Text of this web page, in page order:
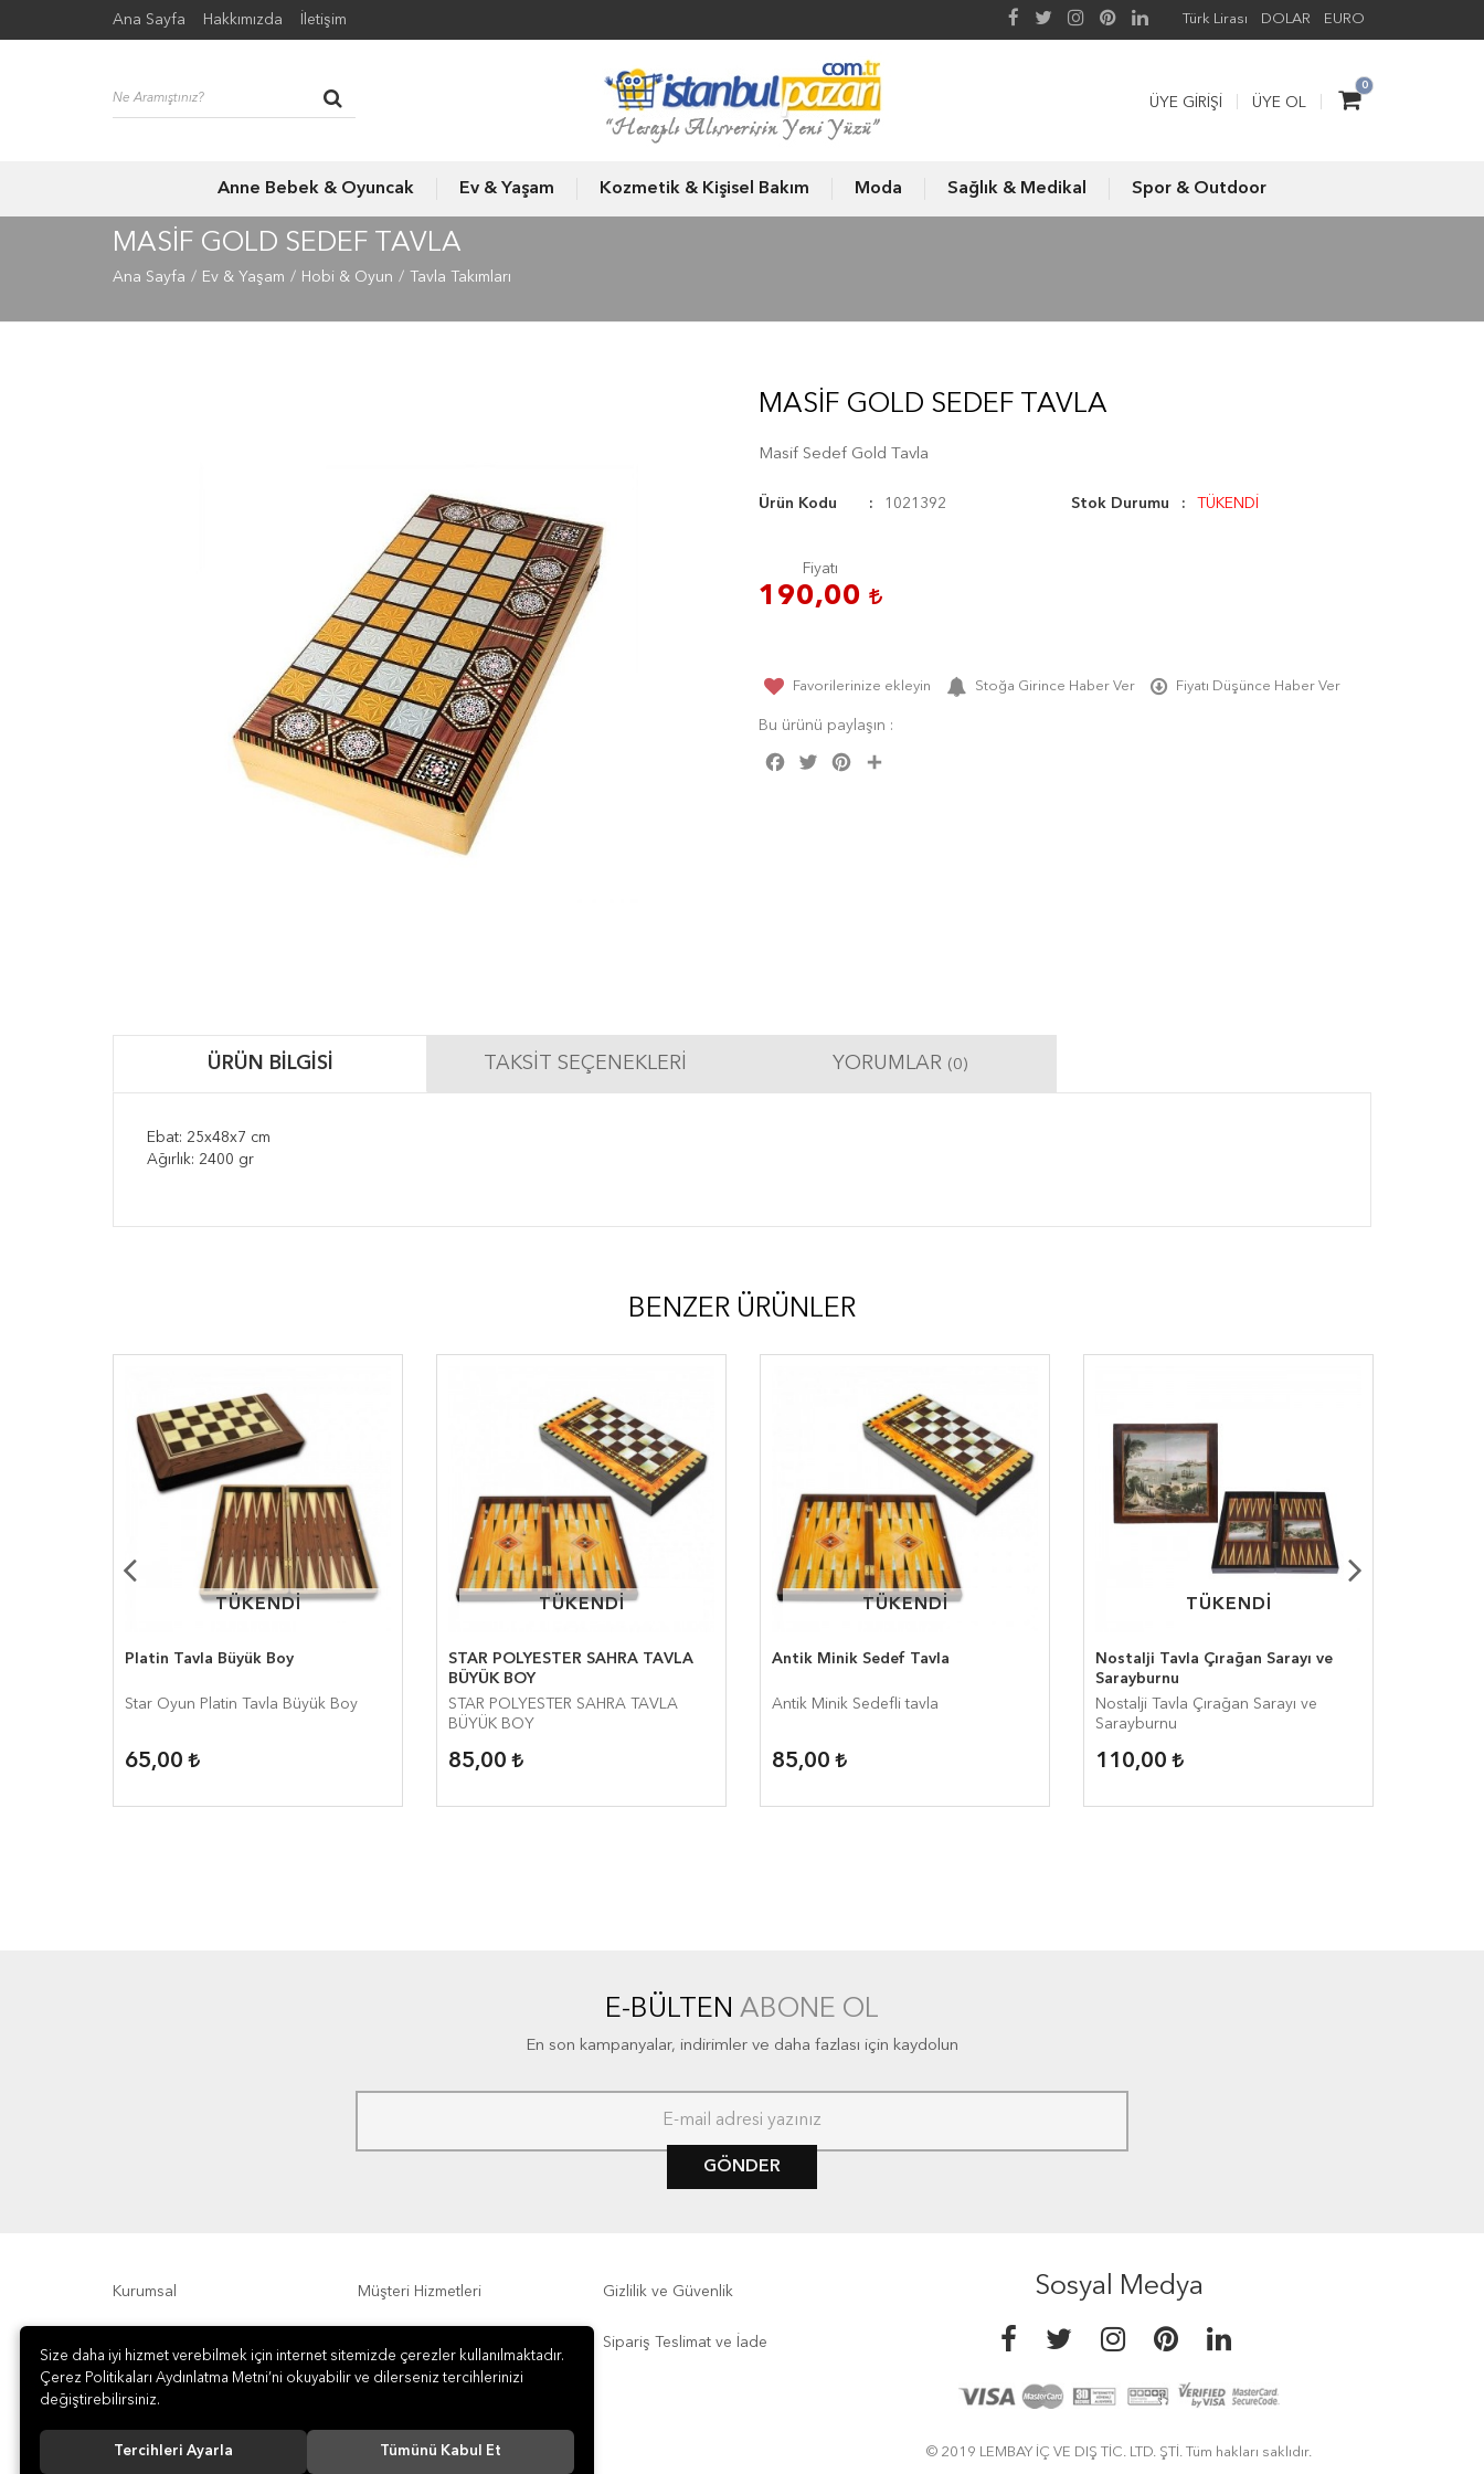
Ana Sayfa Hakkımızda İletişim Türk Lirası DOLAR EURO
0
ÜYE GIRIŞI ÜYE OL
Anne Bebek & Oyuncak Ev & Yaşam Kozmetik & Kişisel Bakım Moda Sağlık & Medikal Spor & Outdoor
MASIF GOLD SEDEF TAVLA
Ana Sayfa Ev & Yaşam Hobi & Oyun Tavla Takımları
MASIF GOLD SEDEF TAVLA
Masif Sedef Gold Tavla
Ürün Kodu 1021392 Stok Durumu TÜKENDİ
Fiyatı
190,00
Favorilerinize ekleyin Stoğa Girince Haber Ver Fiyatı Düşünce Haber Ver
Bu ürünü paylaşın :
Facebook
Twitter Pinterest
ÜRÜN BILGISI TAKSIT SEÇENEKLERI YORUMLAR (0)
Ebat: 25x48x7 cm
Ağırlık: 2400 gr
BENZER ÜRÜNLER
TÜKENDİ
TÜKENDİ
Platin Tavla Büyük Boy
Star Oyun Platin Tavla Büyük Boy
65,00
TÜKENDİ
TÜKENDİ
STAR POLYESTER SAHRA TAVLA
BÜYÜK BOY
STAR POLYESTER SAHRA TAVLA
BÜYÜK BOY
85,00
TÜKENDİ
TÜKENDİ
Antik Minik Sedef Tavla
Antik Minik Sedefli tavla
85,00
TÜKENDİ
TÜKENDİ
Nostalji Tavla Çırağan Sarayı ve
Sarayburnu
Nostalji Tavla Çırağan Sarayı ve
Sarayburnu
110,00
E-BÜLTEN ABONE OL
En son kampanyalar, indirimler ve daha fazlası için kaydolun
GÖNDER
Kurumsal Müşteri Hizmetleri Gizlilik ve Güvenlik
Sipariş Teslimat ve İade
Sosyal Medya
© 2019 LEMBAY İÇ VE DIŞ TİC. LTD. ŞTİ. Tüm hakları saklıdır.
Size daha iyi hizmet verebilmek için internet sitemizde çerezler kullanılmaktadır.
Çerez Politikaları Aydınlatma Metni’ni okuyabilir ve dilerseniz tercihlerinizi
değiştirebilirsiniz.
Tercihleri Ayarla Tümünü Kabul Et